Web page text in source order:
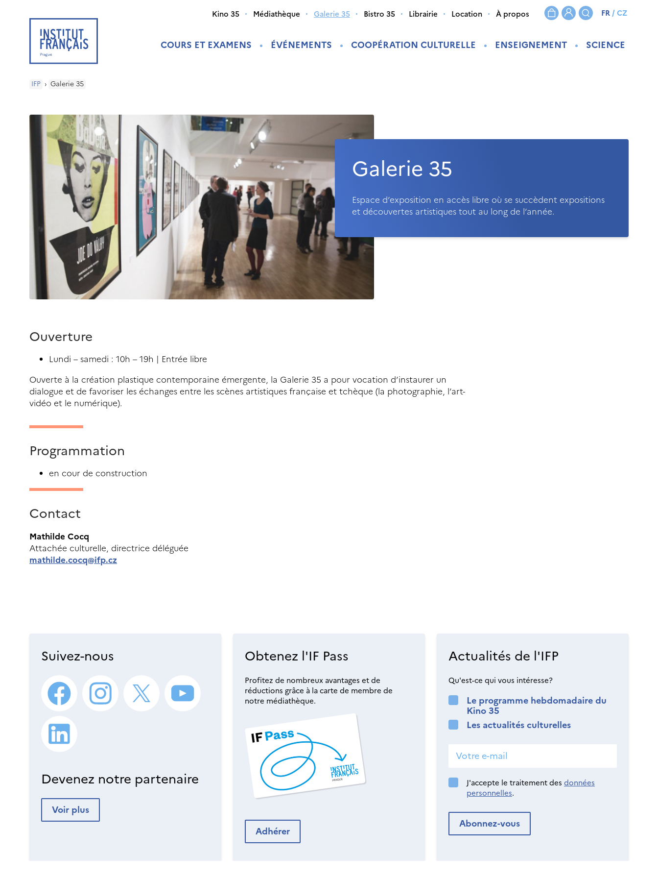
COURS ET EXAMENS ÉVÉNEMENTS COOPÉRATION CULTURELLE ENSEIGNEMENT SCIENCE
Kino 35 Médiathèque Galerie 35 Bistro 35 Librairie Location À propos FR/CZ
IFP › Galerie 35
Galerie 35
Espace d’exposition en accès libre où se succèdent expositions
et découvertes artistiques tout au long de l’année.
Ouverture
Lundi – samedi : 10h – 19h | Entrée libre
Ouverte à la création plastique contemporaine émergente, la Galerie 35 a pour vocation d’instaurer un
dialogue et de favoriser les échanges entre les scènes artistiques française et tchèque (la photographie, l’art-
vidéo et le numérique).
Programmation
en cour de construction
Contact
Mathilde Cocq
Attachée culturelle, directrice déléguée
mathilde.cocq@ifp.cz
Suivez-nous
Devenez notre partenaire
Voir plus
Obtenez l'IF Pass
Profitez de nombreux avantages et de
réductions grâce à la carte de membre de
notre médiathèque.
Adhérer
Actualités de l'IFP
Qu'est-ce qui vous intéresse?
Le programme hebdomadaire du
Kino 35
Les actualités culturelles
J'accepte le traitement des données
personnelles.